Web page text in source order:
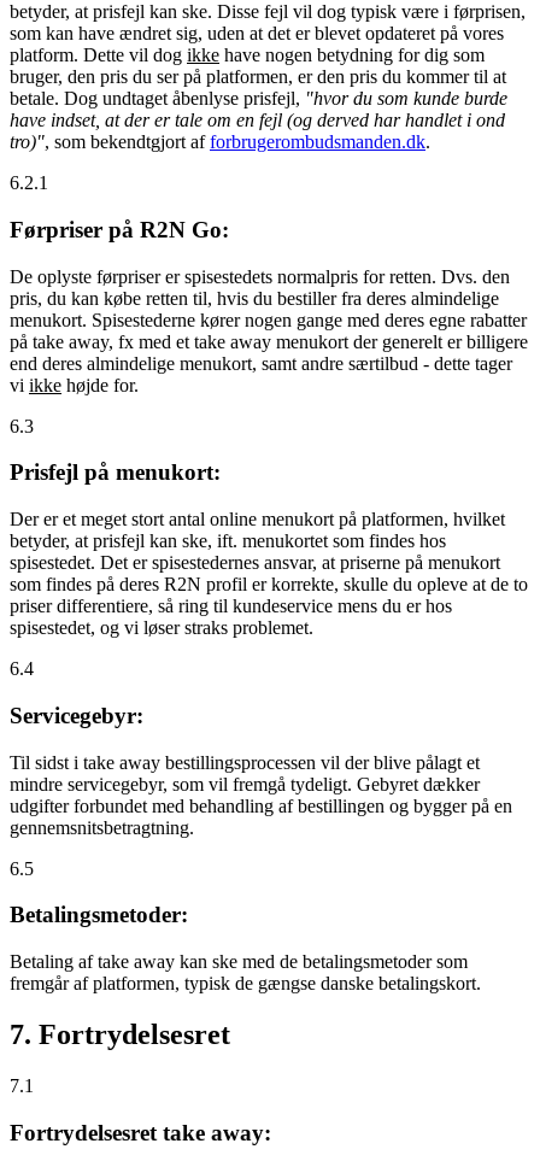
betyder, at prisfejl kan ske. Disse fejl vil dog typisk være i førprisen,
som kan have ændret sig, uden at det er blevet opdateret på vores
platform. Dette vil dog ikke have nogen betydning for dig som
bruger, den pris du ser på platformen, er den pris du kommer til at
betale. Dog undtaget åbenlyse prisfejl, "hvor du som kunde burde
have indset, at der er tale om en fejl (og derved har handlet i ond
tro)", som bekendtgjort afforbrugerombudsmanden.dk.
6.2.1
Førpriser på R2N Go:
De oplyste førpriser er spisestedets normalpris for retten. Dvs. den
pris, du kan købe retten til, hvis du bestiller fra deres almindelige
menukort. Spisestederne kører nogen gange med deres egne rabatter
på take away, fx med et take away menukort der generelt er billigere
end deres almindelige menukort, samt andre særtilbud - dette tager
vi ikke højde for.
6.3
Prisfejl på menukort:
Der er et meget stort antal online menukort på platformen, hvilket
betyder, at prisfejl kan ske, ift. menukortet som findes hos
spisestedet. Det er spisestedernes ansvar, at priserne på menukort
som findes på deres R2N profil er korrekte, skulle du opleve at de to
priser differentiere, så ring til kundeservice mens du er hos
spisestedet, og vi løser straks problemet.
6.4
Servicegebyr:
Til sidst i take away bestillingsprocessen vil der blive pålagt et
mindre servicegebyr, som vil fremgå tydeligt. Gebyret dækker
udgifter forbundet med behandling af bestillingen og bygger på en
gennemsnitsbetragtning.
6.5
Betalingsmetoder:
Betaling af take away kan ske med de betalingsmetoder som
fremgår af platformen, typisk de gængse danske betalingskort.
7. Fortrydelsesret
7.1
Fortrydelsesret take away: